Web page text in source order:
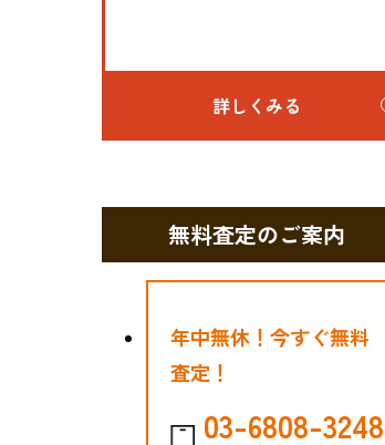
詳しくみる
無料査定のご案内
年中無休！今すぐ無料
査定！
03-6808-3248